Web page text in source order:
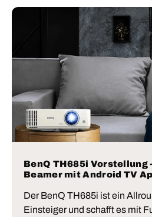
BenQ TH685i Vorstellung
Beamer mit Android TV
Der BenQ TH685i ist ein
Einsteiger und schafft es mit